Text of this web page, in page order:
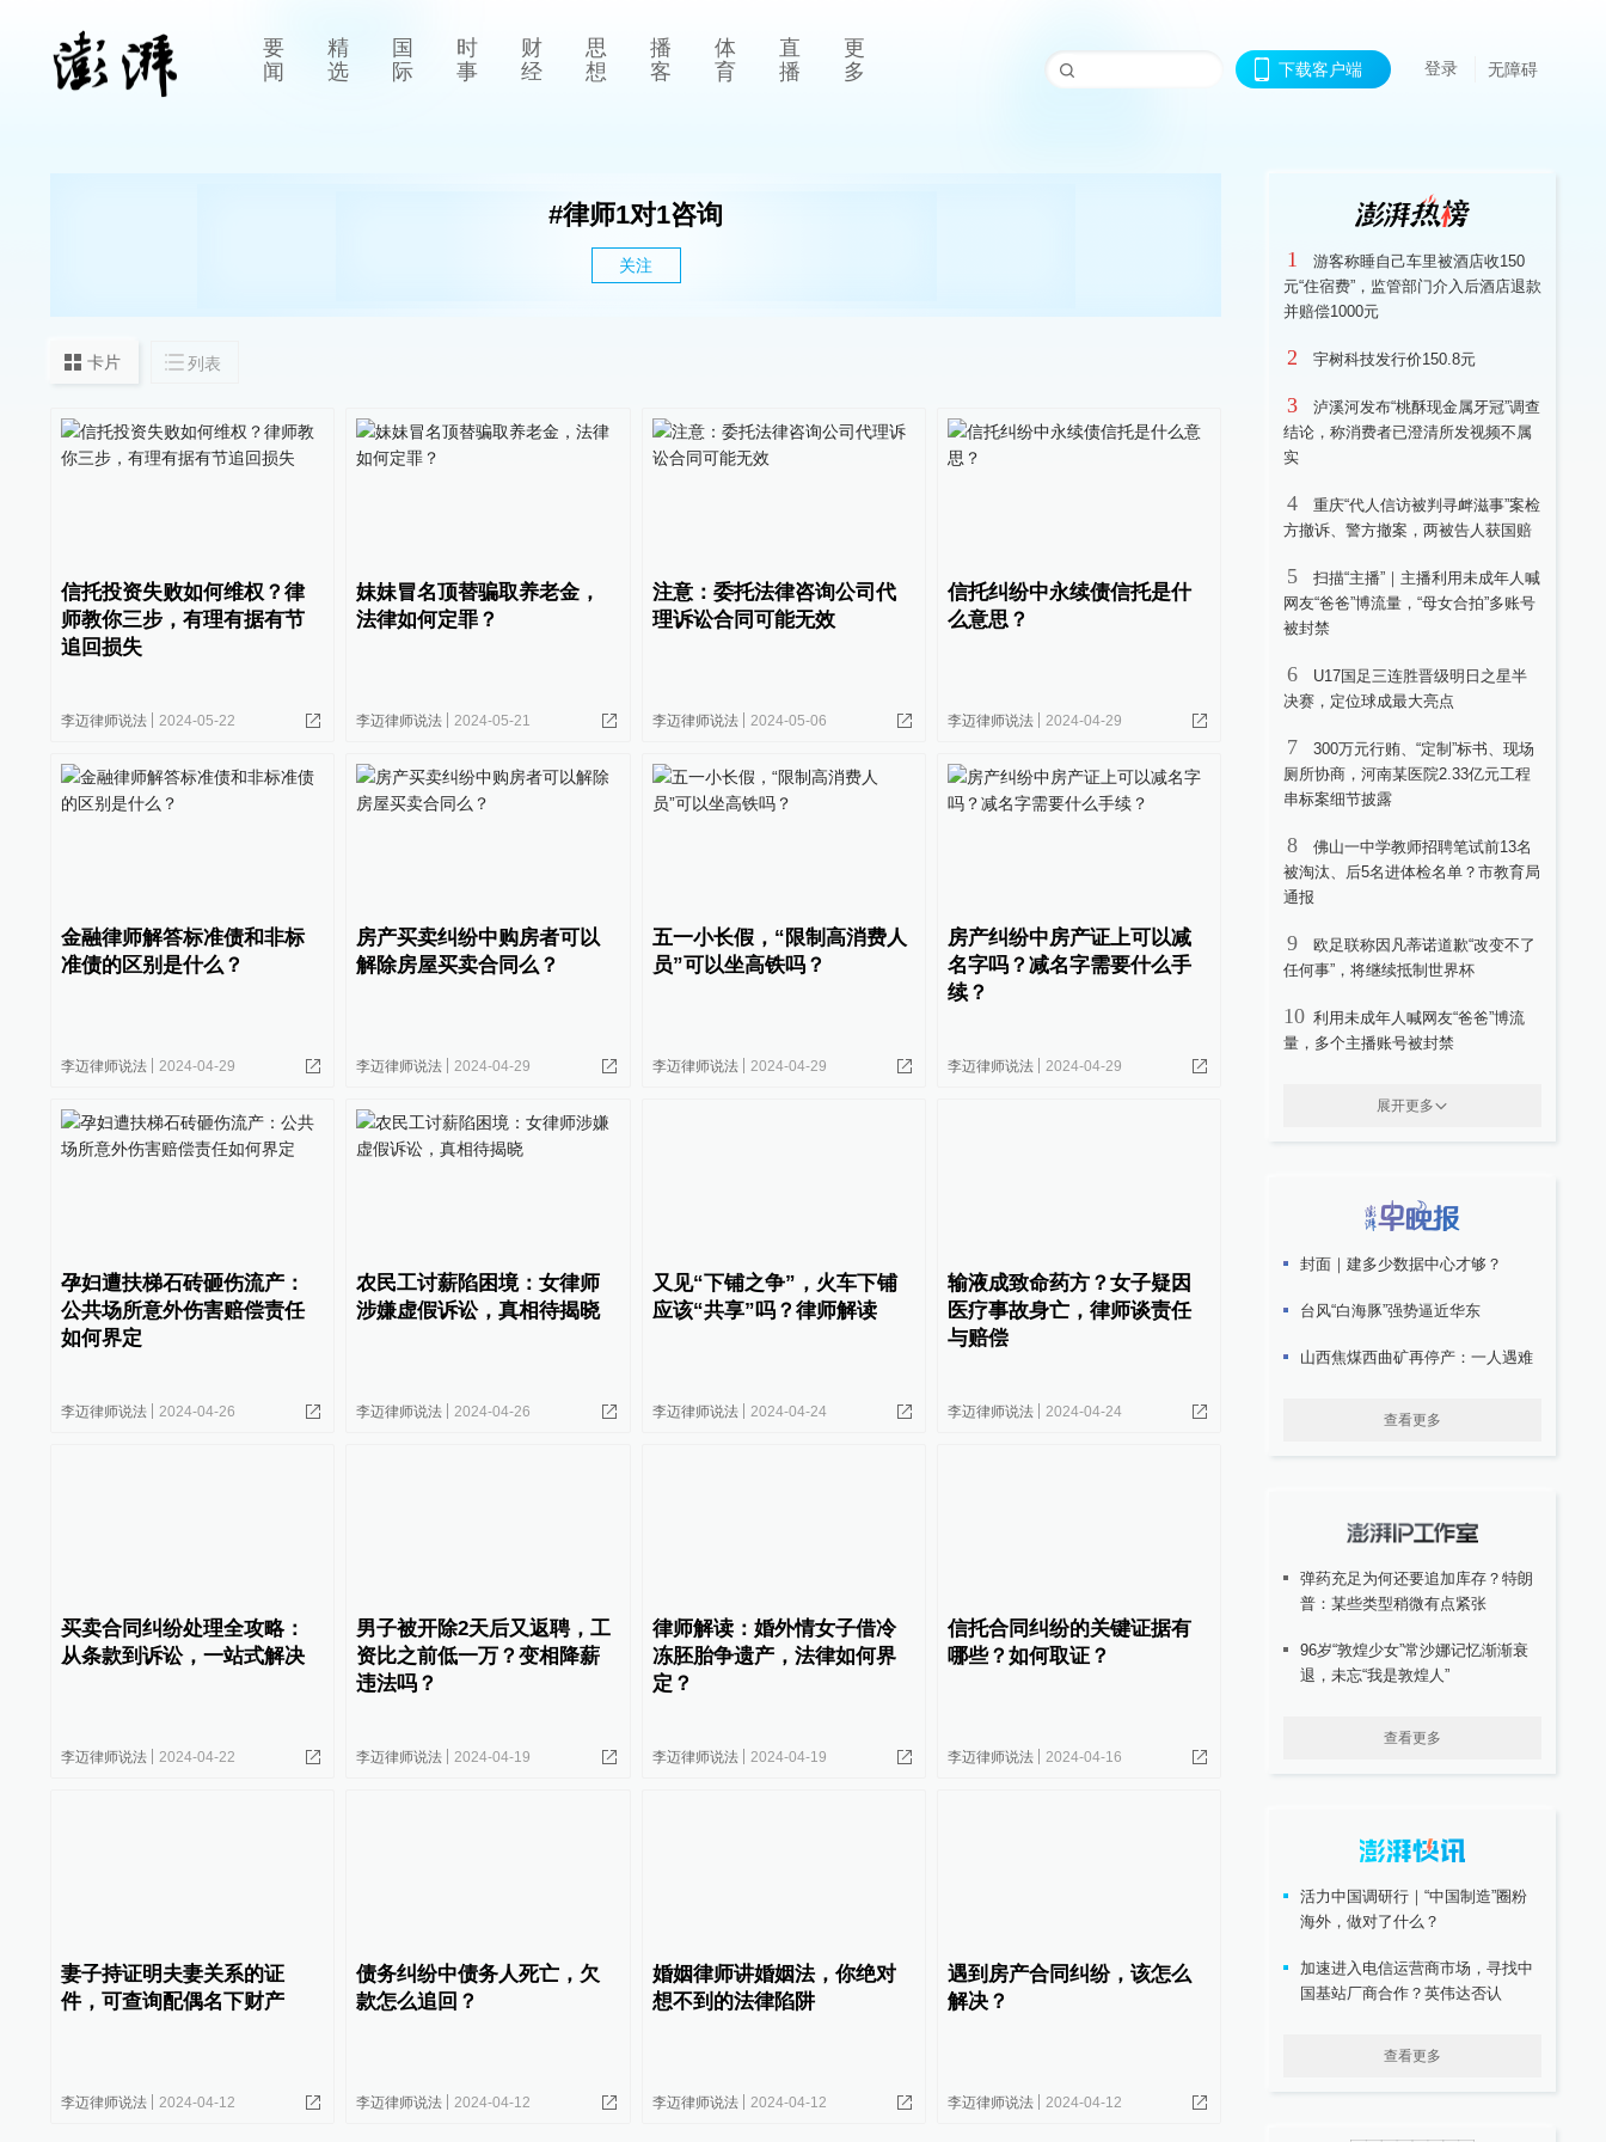
要
闻
精
选
国
际
时
事
财
经
思
想
播
客
体
育
直
播
更
多
下载客户端 登录 无障碍
#律师1对1咨询
关注
卡片 列表
信托投资失败如何维权？律
师教你三步，有理有据有节
追回损失
李迈律师说法 2024-05-22
妹妹冒名顶替骗取养老金，
法律如何定罪？
李迈律师说法 2024-05-21
注意：委托法律咨询公司代
理诉讼合同可能无效
李迈律师说法 2024-05-06
信托纠纷中永续债信托是什
么意思？
李迈律师说法 2024-04-29
金融律师解答标准债和非标
准债的区别是什么？
李迈律师说法 2024-04-29
房产买卖纠纷中购房者可以
解除房屋买卖合同么？
李迈律师说法 2024-04-29
五一小长假，“限制高消费人
员”可以坐高铁吗？
李迈律师说法 2024-04-29
房产纠纷中房产证上可以减
名字吗？减名字需要什么手
续？
李迈律师说法 2024-04-29
孕妇遭扶梯石砖砸伤流产：
公共场所意外伤害赔偿责任
如何界定
李迈律师说法 2024-04-26
农民工讨薪陷困境：女律师
涉嫌虚假诉讼，真相待揭晓
李迈律师说法 2024-04-26
又见“下铺之争”，火车下铺
应该“共享”吗？律师解读
李迈律师说法 2024-04-24
输液成致命药方？女子疑因
医疗事故身亡，律师谈责任
与赔偿
李迈律师说法 2024-04-24
买卖合同纠纷处理全攻略：
从条款到诉讼，一站式解决
李迈律师说法 2024-04-22
男子被开除2天后又返聘，工
资比之前低一万？变相降薪
违法吗？
李迈律师说法 2024-04-19
律师解读：婚外情女子借冷
冻胚胎争遗产，法律如何界
定？
李迈律师说法 2024-04-19
信托合同纠纷的关键证据有
哪些？如何取证？
李迈律师说法 2024-04-16
妻子持证明夫妻关系的证
件，可查询配偶名下财产
李迈律师说法 2024-04-12
债务纠纷中债务人死亡，欠
款怎么追回？
李迈律师说法 2024-04-12
婚姻律师讲婚姻法，你绝对
想不到的法律陷阱
李迈律师说法 2024-04-12
遇到房产合同纠纷，该怎么
解决？
李迈律师说法 2024-04-12
1
游客称睡自己车里被酒店收150
元“住宿费”，监管部门介入后酒店退款
并赔偿1000元
2 宇树科技发行价150.8元
3
泸溪河发布“桃酥现金属牙冠”调查
结论，称消费者已澄清所发视频不属
实
4
重庆“代人信访被判寻衅滋事”案检
方撤诉、警方撤案，两被告人获国赔
5
扫描“主播”｜主播利用未成年人喊
网友“爸爸”博流量，“母女合拍”多账号
被封禁
6
U17国足三连胜晋级明日之星半
决赛，定位球成最大亮点
7
300万元行贿、“定制”标书、现场
厕所协商，河南某医院2.33亿元工程
串标案细节披露
8
佛山一中学教师招聘笔试前13名
被淘汰、后5名进体检名单？市教育局
通报
9
欧足联称因凡蒂诺道歉“改变不了
任何事”，将继续抵制世界杯
10 利用未成年人喊网友“爸爸”博流
量，多个主播账号被封禁
展开更多
封面｜建多少数据中心才够？
台风“白海豚”强势逼近华东
山西焦煤西曲矿再停产：一人遇难
查看更多
弹药充足为何还要追加库存？特朗
普：某些类型稍微有点紧张
96岁“敦煌少女”常沙娜记忆渐渐衰
退，未忘“我是敦煌人”
查看更多
活力中国调研行｜“中国制造”圈粉
海外，做对了什么？
加速进入电信运营商市场，寻找中
国基站厂商合作？英伟达否认
查看更多